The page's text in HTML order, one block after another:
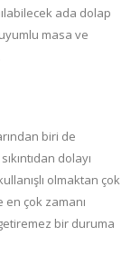
ada dolap
masa ve
biri de
dolayı
olmaktan çok
çok zamanı
bir duruma